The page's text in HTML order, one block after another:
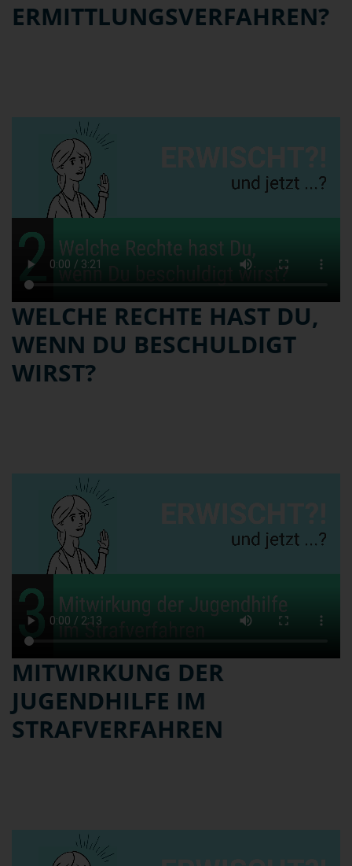
ERMITTLUNGSVERFAHREN?
WELCHE RECHTE HAST DU,
WENN DU BESCHULDIGT
WIRST?
MITWIRKUNG DER
JUGENDHILFE IM
STRAFVERFAHREN